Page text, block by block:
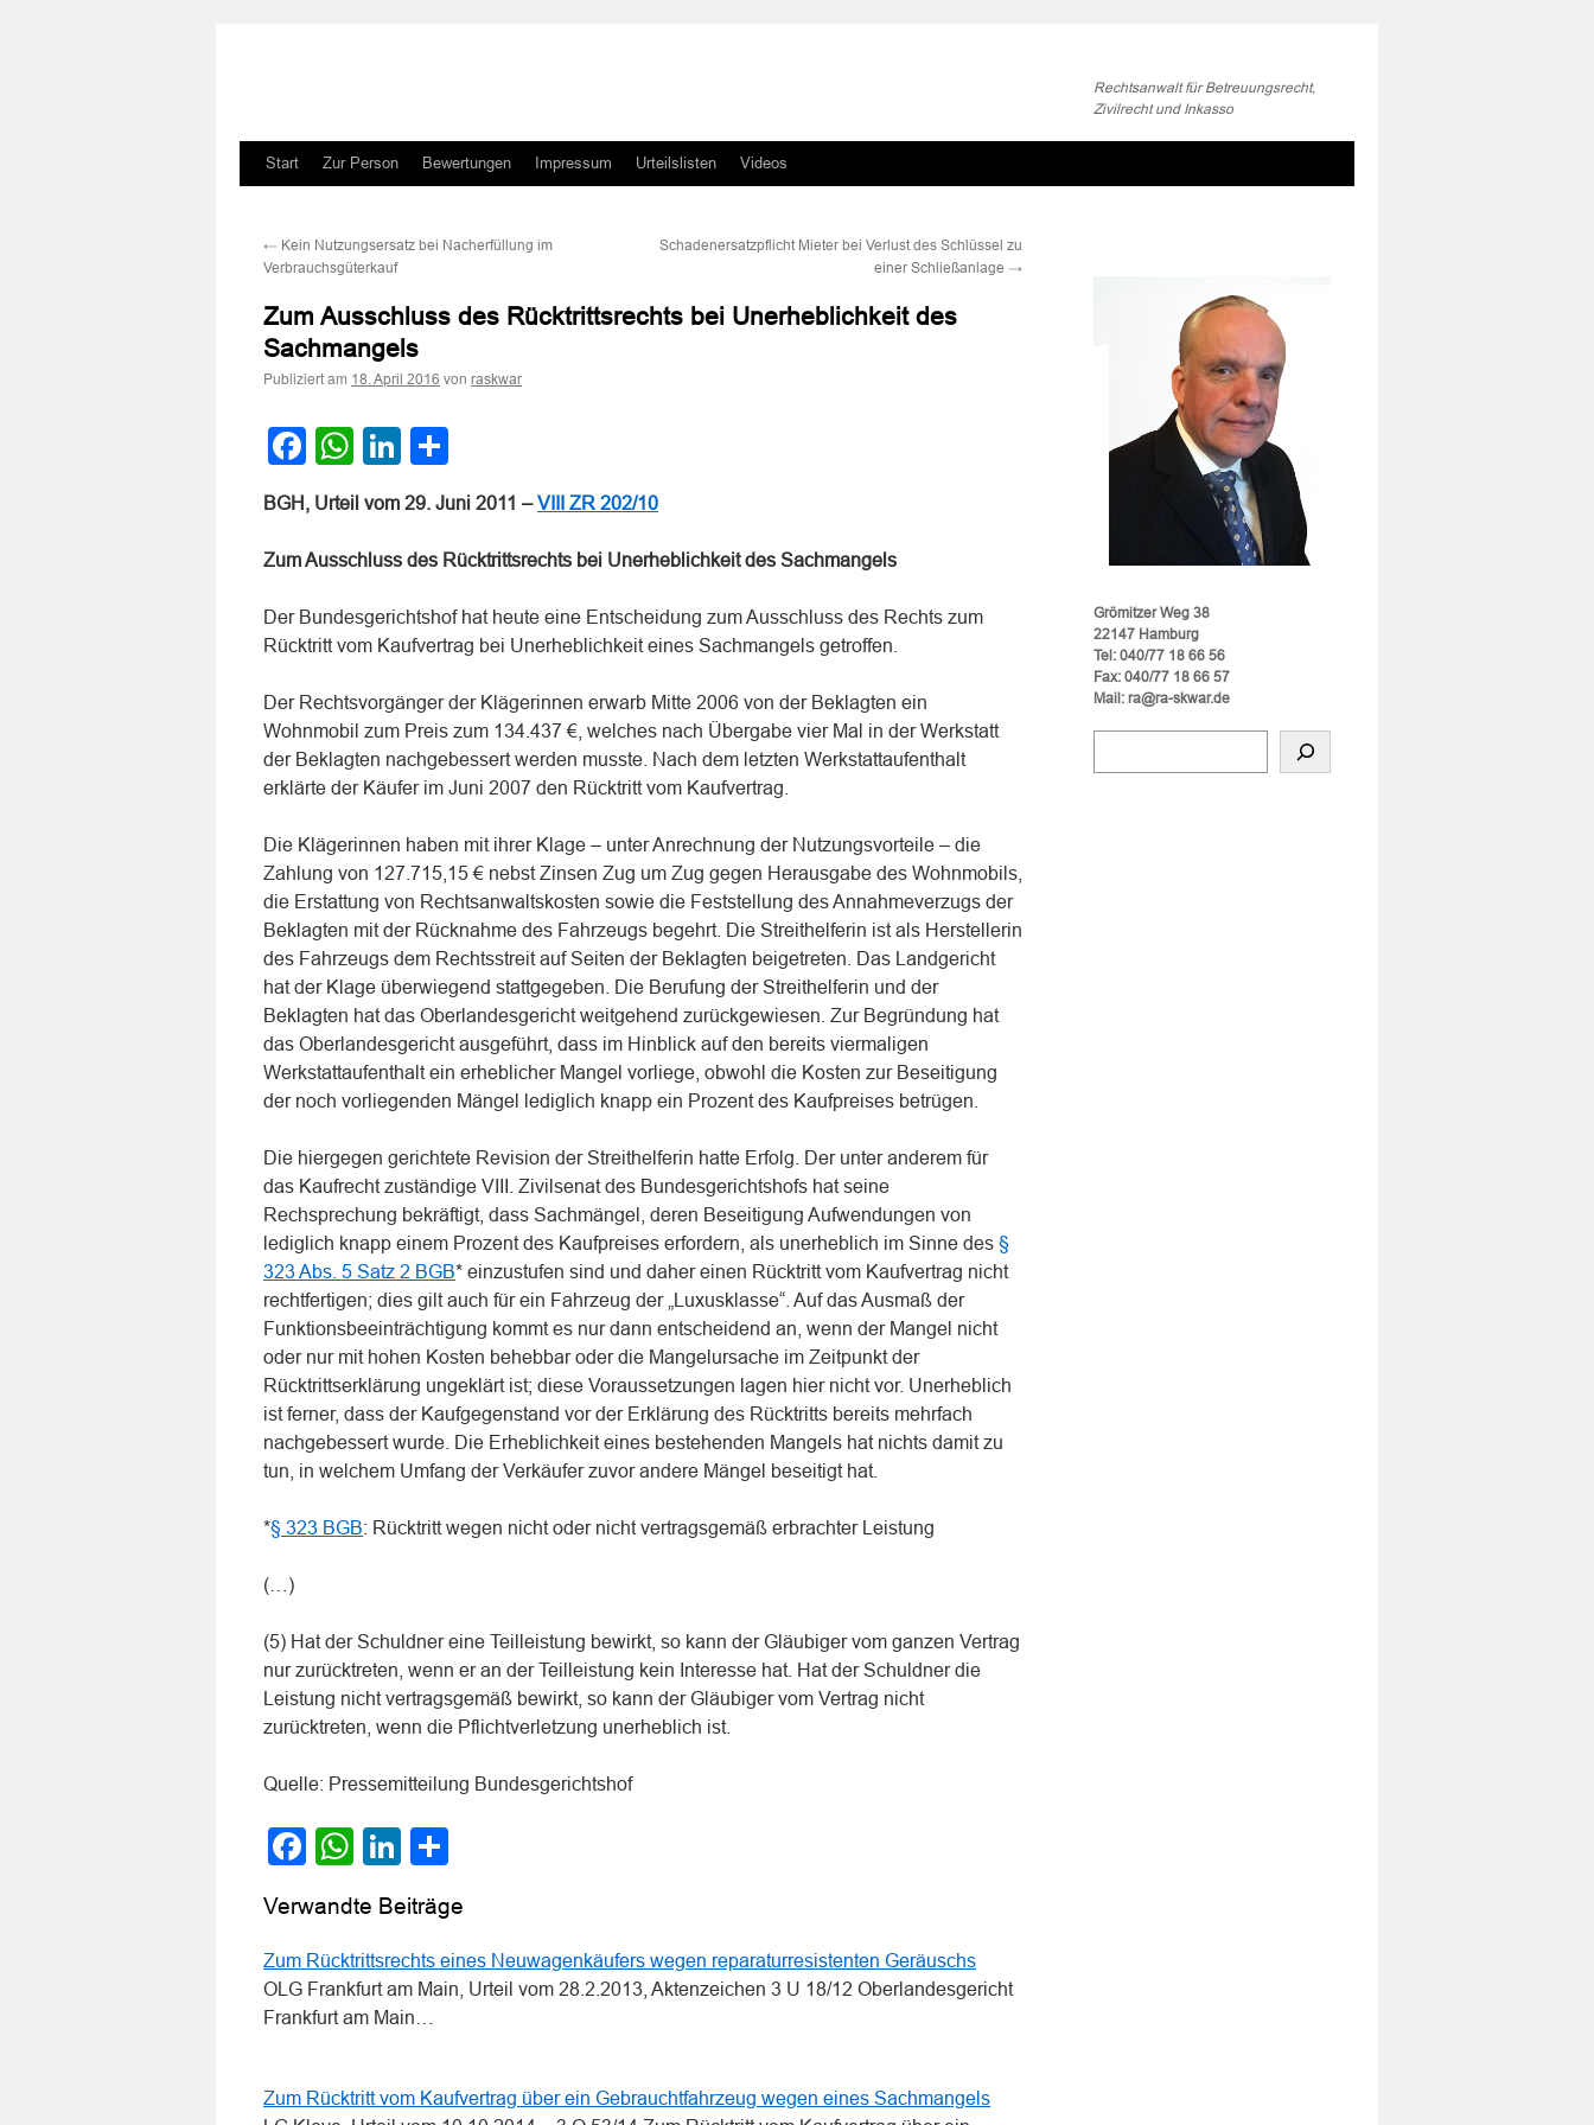
Rechtsanwalt für Betreuungsrecht,
Zivilrecht und Inkasso
Zum
springen
Start Zur Person Bewertungen Impressum Urteilslisten Videos
← Kein Nutzungsersatz bei Nacherfüllung im
Verbrauchsgüterkauf
Schadenersatzpflicht Mieter bei Verlust des Schlüssel zu
einer Schließanlage →
Zum Ausschluss des Rücktrittsrechts bei Unerheblichkeit des
Sachmangels
Publiziert am 18. April 2016 von raskwar
Facebook
WhatsApp
LinkedIn
BGH, Urteil vom 29. Juni 2011 –VIII ZR 202/10
Zum Ausschluss des Rücktrittsrechts bei Unerheblichkeit des Sachmangels
Der Bundesgerichtshof hat heute eine Entscheidung zum Ausschluss des Rechts zum
Rücktritt vom Kaufvertrag bei Unerheblichkeit eines Sachmangels getroffen.
Der Rechtsvorgänger der Klägerinnen erwarb Mitte 2006 von der Beklagten ein
Wohnmobil zum Preis zum 134.437 €, welches nach Übergabe vier Mal in der Werkstatt
der Beklagten nachgebessert werden musste. Nach dem letzten Werkstattaufenthalt
erklärte der Käufer im Juni 2007 den Rücktritt vom Kaufvertrag.
Die Klägerinnen haben mit ihrer Klage – unter Anrechnung der Nutzungsvorteile – die
Zahlung von 127.715,15 € nebst Zinsen Zug um Zug gegen Herausgabe des Wohnmobils,
die Erstattung von Rechtsanwaltskosten sowie die Feststellung des Annahmeverzugs der
Beklagten mit der Rücknahme des Fahrzeugs begehrt. Die Streithelferin ist als Herstellerin
des Fahrzeugs dem Rechtsstreit auf Seiten der Beklagten beigetreten. Das Landgericht
hat der Klage überwiegend stattgegeben. Die Berufung der Streithelferin und der
Beklagten hat das Oberlandesgericht weitgehend zurückgewiesen. Zur Begründung hat
das Oberlandesgericht ausgeführt, dass im Hinblick auf den bereits viermaligen
Werkstattaufenthalt ein erheblicher Mangel vorliege, obwohl die Kosten zur Beseitigung
der noch vorliegenden Mängel lediglich knapp ein Prozent des Kaufpreises betrügen.
Die hiergegen gerichtete Revision der Streithelferin hatte Erfolg. Der unter anderem für
das Kaufrecht zuständige VIII. Zivilsenat des Bundesgerichtshofs hat seine
Rechsprechung bekräftigt, dass Sachmängel, deren Beseitigung Aufwendungen von
lediglich knapp einem Prozent des Kaufpreises erfordern, als unerheblich im Sinne des §
323 Abs. 5 Satz 2 BGB* einzustufen sind und daher einen Rücktritt vom Kaufvertrag nicht
rechtfertigen; dies gilt auch für ein Fahrzeug der „Luxusklasse“. Auf das Ausmaß der
Funktionsbeeinträchtigung kommt es nur dann entscheidend an, wenn der Mangel nicht
oder nur mit hohen Kosten behebbar oder die Mangelursache im Zeitpunkt der
Rücktrittserklärung ungeklärt ist; diese Voraussetzungen lagen hier nicht vor. Unerheblich
ist ferner, dass der Kaufgegenstand vor der Erklärung des Rücktritts bereits mehrfach
nachgebessert wurde. Die Erheblichkeit eines bestehenden Mangels hat nichts damit zu
tun, in welchem Umfang der Verkäufer zuvor andere Mängel beseitigt hat.
*§ 323 BGB: Rücktritt wegen nicht oder nicht vertragsgemäß erbrachter Leistung
(…)
(5) Hat der Schuldner eine Teilleistung bewirkt, so kann der Gläubiger vom ganzen Vertrag
nur zurücktreten, wenn er an der Teilleistung kein Interesse hat. Hat der Schuldner die
Leistung nicht vertragsgemäß bewirkt, so kann der Gläubiger vom Vertrag nicht
zurücktreten, wenn die Pflichtverletzung unerheblich ist.
Quelle: Pressemitteilung Bundesgerichtshof
Facebook
WhatsApp
LinkedIn
Verwandte Beiträge
Zum Rücktrittsrechts eines Neuwagenkäufers wegen reparaturresistenten Geräuschs
OLG Frankfurt am Main, Urteil vom 28.2.2013, Aktenzeichen 3 U 18/12 Oberlandesgericht
Frankfurt am Main…
Zum Rücktritt vom Kaufvertrag über ein Gebrauchtfahrzeug wegen eines Sachmangels
Grömitzer Weg 38
22147 Hamburg
Tel: 040/77 18 66 56
Fax: 040/77 18 66 57
Mail: ra@ra-skwar.de